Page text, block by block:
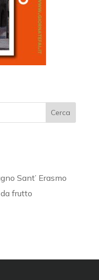
Cerca
Sant’ Erasmo
frutto